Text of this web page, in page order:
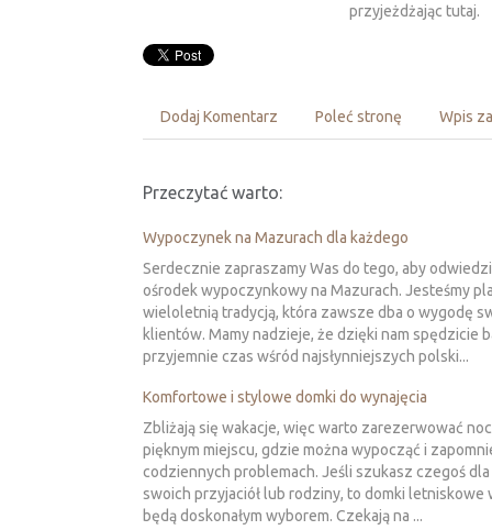
przyjeżdżając tutaj.
Dodaj Komentarz Poleć stronę Wpis
Przeczytać warto:
Wypoczynek na Mazurach dla każdego
Serdecznie zapraszamy Was do tego, aby
ośrodek wypoczynkowy na Mazurach. Jesteśmy
wieloletnią tradycją, która zawsze dba o wygodę
klientów. Mamy nadzieje, że dzięki nam spędzicie
przyjemnie czas wśród najsłynniejszych polski...
Komfortowe i stylowe domki do wynajęcia
Zbliżają się wakacje, więc warto zarezerwować
pięknym miejscu, gdzie można wypocząć i
codziennych problemach. Jeśli szukasz czegoś
swoich przyjaciół lub rodziny, to domki letniskowe
będą doskonałym wyborem. Czekają na ...